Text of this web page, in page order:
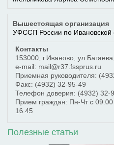
Вышестоящая организация
УФССП России по Ивановской
Контакты
153000 г.Иваново
e-mail: mail@r37.fssprus.ru
Приемная руководителя:
Факс: (4932) 32-95-49
Телефон доверия: (4932) 32-
Прием граждан: Пн-Чт с
16.45
Полезные статьи